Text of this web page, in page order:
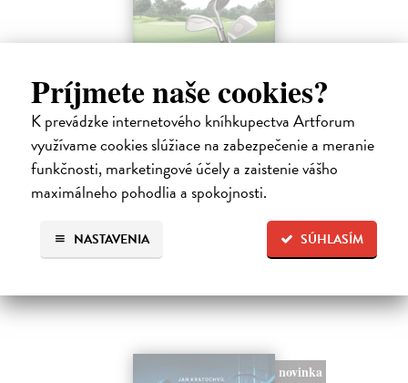
Príjmete naše cookies?
K prevádzke internetového kníhkupectva Artforum
využívame cookies slúžiace na zabezpečenie a meranie
funkčnosti, marketingové účely a zaistenie vášho
maximálneho pohodlia a spokojnosti.
SÚHLASÍM
NASTAVENIA
Golf. Dokonalý průvodce hrou
Saundersová Vivien| Kniha
Chcete si golf ještě více užít, zdokonalit svou techniku a v konečném
důsledku snížit počet ran na skóre? Tato komplexní a přehledná
příručka Golf: dokonalý průvodce hrou nabízí zásadní tipy a strategie,
…
16,83 €
novinka